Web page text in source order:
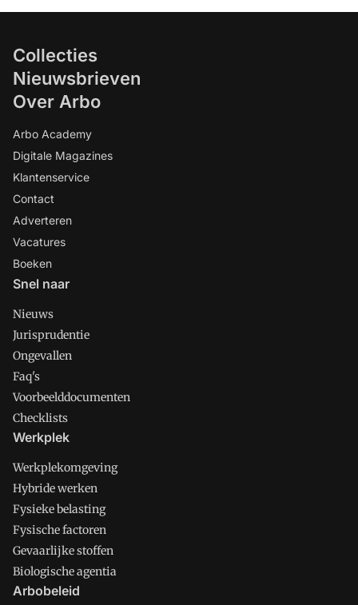
Collecties
Nieuwsbrieven
Over Arbo
Arbo Academy
Digitale Magazines
Klantenservice
Contact
Adverteren
Vacatures
Boeken
Snel naar
Nieuws
Jurisprudentie
Ongevallen
Faq's
Voorbeelddocumenten
Checklists
Werkplek
Werkplekomgeving
Hybride werken
Fysieke belasting
Fysische factoren
Gevaarlijke stoffen
Biologische agentia
Arbobeleid